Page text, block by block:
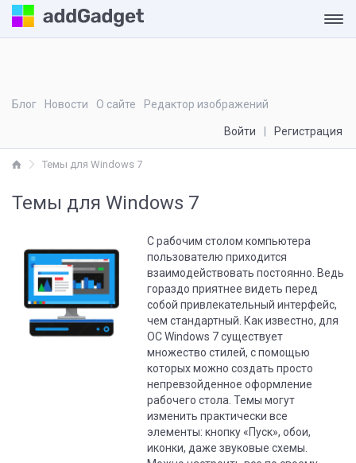
Блог Новости О сайте Редактор изображений
Войти Регистрация
Темы для Windows 7
Темы для Windows 7
С рабочим столом компьютера
пользователю приходится
взаимодействовать постоянно. Ведь
гораздо приятнее видеть перед
собой привлекательный интерфейс,
чем стандартный. Как известно, для
ОС Windows 7 существует
множество стилей, с помощью
которых можно создать просто
непревзойденное оформление
рабочего стола. Темы могут
изменить практически все
элементы: кнопку «Пуск», обои,
иконки, даже звуковые схемы.